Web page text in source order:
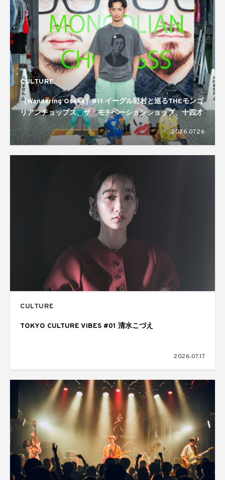
CULTURE
［Wandering Osaka］#11 イーグル野村と巡るTHEモンゴ
リアンチョップス、ザ・モチベーションショップ、十四才
2026.07.26
CULTURE
TOKYO CULTURE VIBES #01 清水こづえ
2026.07.17